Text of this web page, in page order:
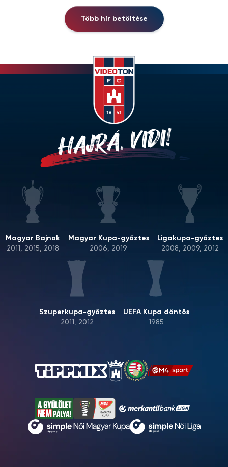
Több hír betöltése
HAJRÁ, VIDI!
Magyar Bajnok
2011, 2015, 2018
Magyar Kupa-győztes
2006, 2019
Ligakupa-győztes
2008, 2009, 2012
Szuperkupa-győztes
2011, 2012
UEFA Kupa döntős
1985